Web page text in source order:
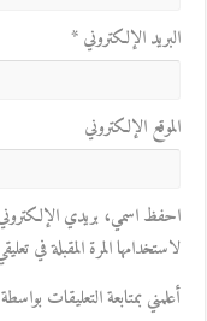
البريد الإلكتروني*
الموقع الإلكتروني
احفظ اسمي، بريدي
لاستخدامها المرة المقبلة في
أعلمني بمتابعة التعليقات